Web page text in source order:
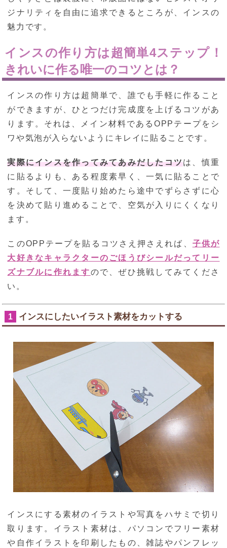
ジナリティを自由に追求できるところが、インスの
魅力です。
インスの作り方は超簡単4ステップ！
きれいに作る唯一のコツとは？
インスの作り方は超簡単で、誰でも手軽に作ること
ができますが、ひとつだけ完成度を上げるコツがあ
ります。それは、メイン材料であるOPPテープをシ
ワや気泡が入らないようにキレイに貼ることです。
実際にインスを作ってみてあみだしたコツは、慎重
に貼るよりも、ある程度素早く、一気に貼ることで
す。そして、一度貼り始めたら途中でずらさずに心
を決めて貼り進めることで、空気が入りにくくなり
ます。
このOPPテープを貼るコツさえ押さえれば、 子供が
大好きなキャラクターのごほうびシールだってリー
ズナブルに作れますので、ぜひ挑戦してみてくださ
い。
1 インスにしたいイラスト素材をカットする
インスにする素材のイラストや写真をハサミで切り
取ります。イラスト素材は、パソコンでフリー素材
や自作イラストを印刷したもの、雑誌やパンフレッ